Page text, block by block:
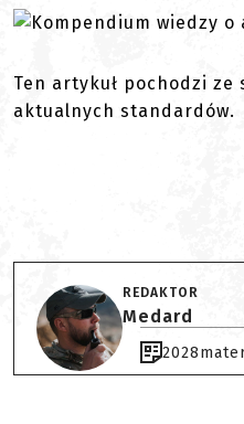
Ten artykuł pochodzi
aktualnych standardów.
REDAKTOR
Medard
2028